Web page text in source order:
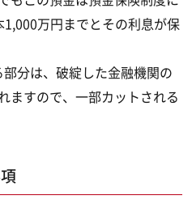
万円までとその利息が保
分は、破綻した金融機関の
ますので、一部カットされる